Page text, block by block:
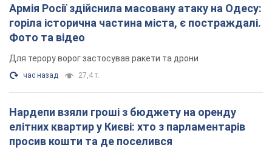
Армія Росії здійснила масовану атаку на Одесу:
горіла історична частина міста, є постраждалі.
Фото та відео
Для терору ворог застосував ракети та дрони
час назад 27,4 т.
Нардепи взяли гроші з бюджету на оренду
елітних квартир у Києві: хто з парламентарів
просив кошти та де поселився